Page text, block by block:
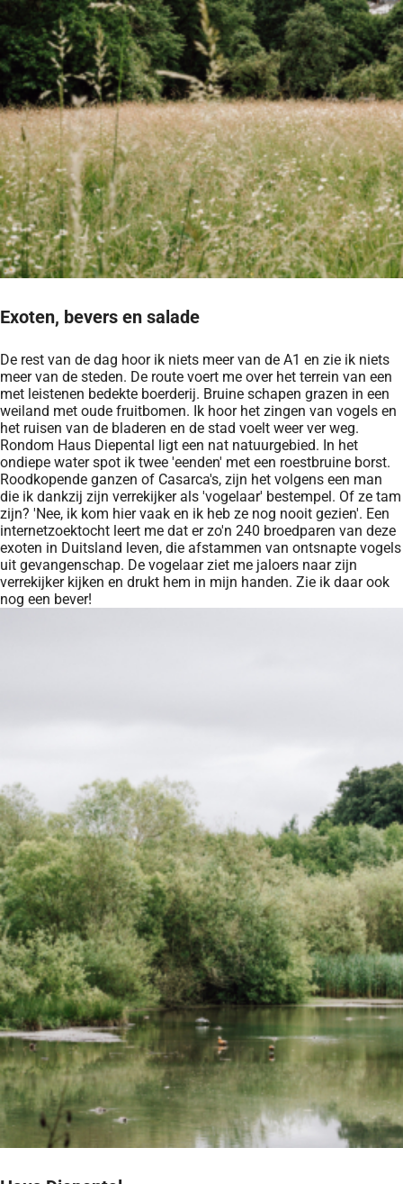
Exoten, bevers en salade
De rest van de dag hoor ik niets meer van de A1 en zie ik niets
meer van de steden. De route voert me over het terrein van een
met leistenen bedekte boerderij. Bruine schapen grazen in een
weiland met oude fruitbomen. Ik hoor het zingen van vogels en
het ruisen van de bladeren en de stad voelt weer ver weg.
Rondom Haus Diepental ligt een nat natuurgebied. In het
ondiepe water spot ik twee 'eenden' met een roestbruine borst.
Roodkopende ganzen of Casarca's, zijn het volgens een man
die ik dankzij zijn verrekijker als 'vogelaar' bestempel. Of ze tam
zijn? 'Nee, ik kom hier vaak en ik heb ze nog nooit gezien'. Een
internetzoektocht leert me dat er zo'n 240 broedparen van deze
exoten in Duitsland leven, die afstammen van ontsnapte vogels
uit gevangenschap. De vogelaar ziet me jaloers naar zijn
verrekijker kijken en drukt hem in mijn handen. Zie ik daar ook
nog een bever!